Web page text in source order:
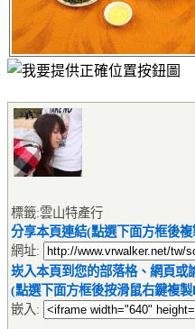
標籤:雲山特產行
分享本頁連結(點選下面方框後
網址:
崁入本頁到您的部落格、網頁或
(點選下面方框後按滑鼠右鍵複
嵌入: